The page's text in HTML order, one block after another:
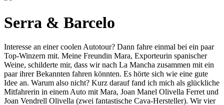
Serra & Barcelo
Interesse an einer coolen Autotour? Dann fahre einmal bei ein paar
Top-Winzern mit. Meine Freundin Mara, Exporteurin spanischer
Weine, schilderte mir, dass wir nach La Mancha zusammen mit ein
paar ihrer Bekannten fahren könnten. Es hörte sich wie eine gute
Idee an. Warum also nicht? Kurz darauf fand ich mich als glückliche
Mitfahrerin in einem Auto mit Mara, Joan Manel Olivella Ferret und
Joan Vendrell Olivella (zwei fantastische Cava-Hersteller). Wir vier